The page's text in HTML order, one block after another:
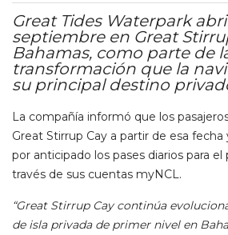
Great Tides Waterpark
septiembre en Great
Bahamas, como parte de
transformación que la
su principal destino
La compañía informó que los
Great Stirrup Cay a partir de esa
por anticipado los pases diarios para
través de sus cuentas myNCL.
“Great Stirrup Cay continúa
de isla privada de primer nivel en